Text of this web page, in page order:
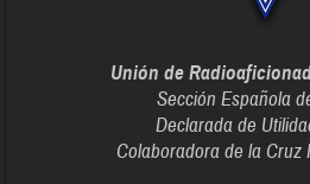
Unión de
Sección Española
Declarada de
Colaboradora de la Cruz